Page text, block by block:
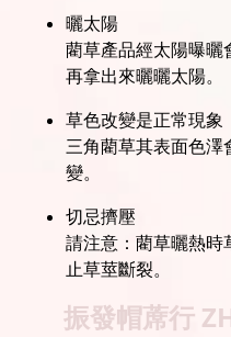
曬太陽
藺草產品經太陽曝曬
再拿出來曬曬太陽。
草色改變是正常現象
三角藺草其表面色澤
變。
切忌擠壓
請注意：藺草曬熱時
止草莖斷裂。
振發帽蓆行